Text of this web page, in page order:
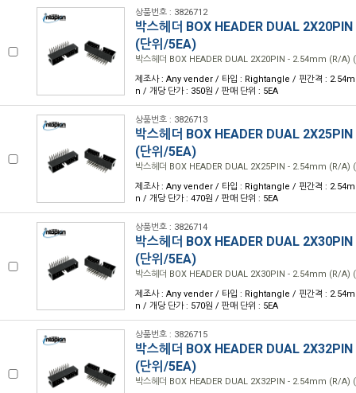
상품번호 : 3826712
박스헤더 BOX HEADER DUAL
(단위/5EA)
박스헤더 BOX HEADER DUAL 2X20PIN - 2.54mm (R/A)
제조사 : Any vender / 타입 : Rightangle / 핀간격 :
n / 개당 단가 : 350원 / 판매 단위 : 5EA
상품번호 : 3826713
박스헤더 BOX HEADER DUAL
(단위/5EA)
박스헤더 BOX HEADER DUAL 2X25PIN - 2.54mm (R/A)
제조사 : Any vender / 타입 : Rightangle / 핀간격 :
n / 개당 단가 : 470원 / 판매 단위 : 5EA
상품번호 : 3826714
박스헤더 BOX HEADER DUAL
(단위/5EA)
박스헤더 BOX HEADER DUAL 2X30PIN - 2.54mm (R/A)
제조사 : Any vender / 타입 : Rightangle / 핀간격 :
n / 개당 단가 : 570원 / 판매 단위 : 5EA
상품번호 : 3826715
박스헤더 BOX HEADER DUAL
(단위/5EA)
박스헤더 BOX HEADER DUAL 2X32PIN - 2.54mm (R/A)